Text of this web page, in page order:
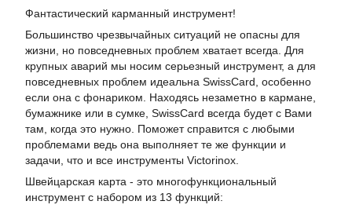
Фантастический карманный инструмент!
Большинство чрезвычайных ситуаций не опасны для
жизни, но повседневных проблем хватает всегда. Для
крупных аварий мы носим серьезный инструмент, а для
повседневных проблем идеальна SwissCard, особенно
если она с фонариком. Находясь незаметно в кармане,
бумажнике или в сумке, SwissCard всегда будет с Вами
там, когда это нужно. Поможет справится с любыми
проблемами ведь она выполняет те же функции и
задачи, что и все инструменты Victorinox.
Швейцарская карта - это многофункциональный
инструмент с набором из 13 функций: